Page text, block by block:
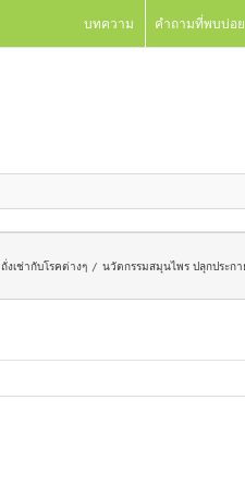
บทความ คำถามที่พบบ่อย
ถั่งเช่ากับโรคต่างๆ นวัตกรรมสมุนไพร ปลุกประก